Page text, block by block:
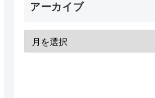
アーカイブ